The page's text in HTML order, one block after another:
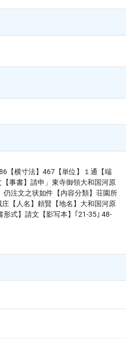
【横寸法】467【単位】１通【端
事書】請申」東寺御領大和国河原
仍注文之状如件【内容分類】荘園所
【人名】頼賢【地名】大和国河原
式】請文【影写本】｢21-35｣ 48-